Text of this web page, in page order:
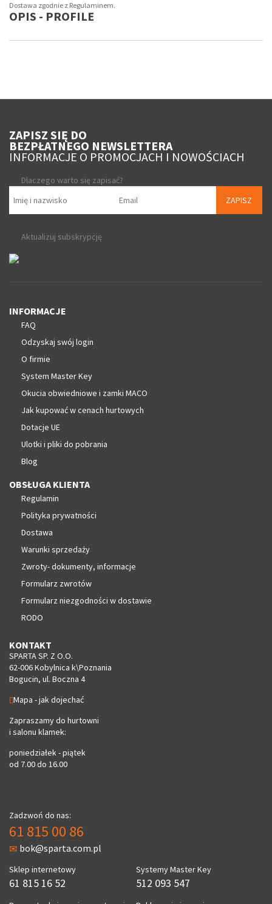
Dostawa zgodnie z Regulaminem.
OPIS - PROFILE
ZAPISZ SIĘ DO
BEZPŁATNEGO NEWSLETTERA
INFORMACJE O PROMOCJACH I NOWOŚCIACH
Dlaczego warto się zapisać?
ZAPISZ
Aktualizuj subskrypcję
INFORMACJE
FAQ
Odzyskaj swój login
O firmie
System Master Key
Okucia obwiedniowe i zamki MACO
Jak kupować w cenach hurtowych
Dotacje UE
Ulotki i pliki do pobrania
Blog
OBSŁUGA KLIENTA
Regulamin
Polityka prywatności
Dostawa
Warunki sprzedaży
Zwroty- dokumenty, informacje
Formularz zwrotów
Formularz niezgodności w dostawie
RODO
KONTAKT
SPARTA SP. Z O.O.
62-006 Kobylnica k\Poznania
Bogucin, ul. Boczna 4
Mapa - jak dojechać
Zapraszamy do hurtowni
i salonu klamek:
poniedziałek - piątek
od 7.00 do 16.00
Zadzwoń do nas:
61 815 00 86
bok@sparta.com.pl
Sklep internetowy
61 815 16 52
Systemy Master Key
512 093 547